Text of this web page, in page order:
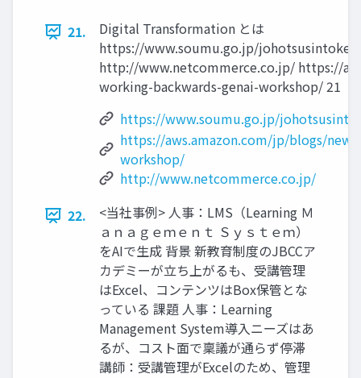
21.
Digital Transformation とは
https://www.soumu.go.jp/
http://www.netcommerce.co.jp/ https://
working-backwards-genai-workshop/ 21
https://www.soumu.go.jp/
https://aws.amazon.com/jp/blogs/
workshop/
http://www.netcommerce.co.jp/
22.
<当社事例> 人事：LMS（Learning Ｍ
ａｎａｇｅｍｅｎｔ Ｓｙｓｔｅｍ）
をAIで生成 背景 新教育制度のJBCCア
カデミーが立ち上がるも、受講管理
はExcel、コンテンツはBox保管とな
っている 課題 人事：Learning
Management System導入ニーズはあ
るが、コスト面で稟議が通らず停滞
講師：受講管理がExcelのため、管理